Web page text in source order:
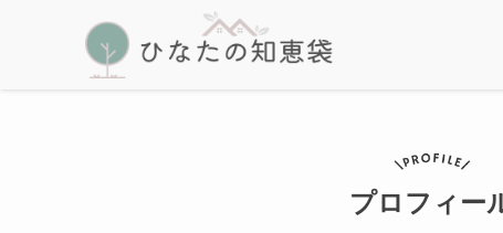
プロフィー